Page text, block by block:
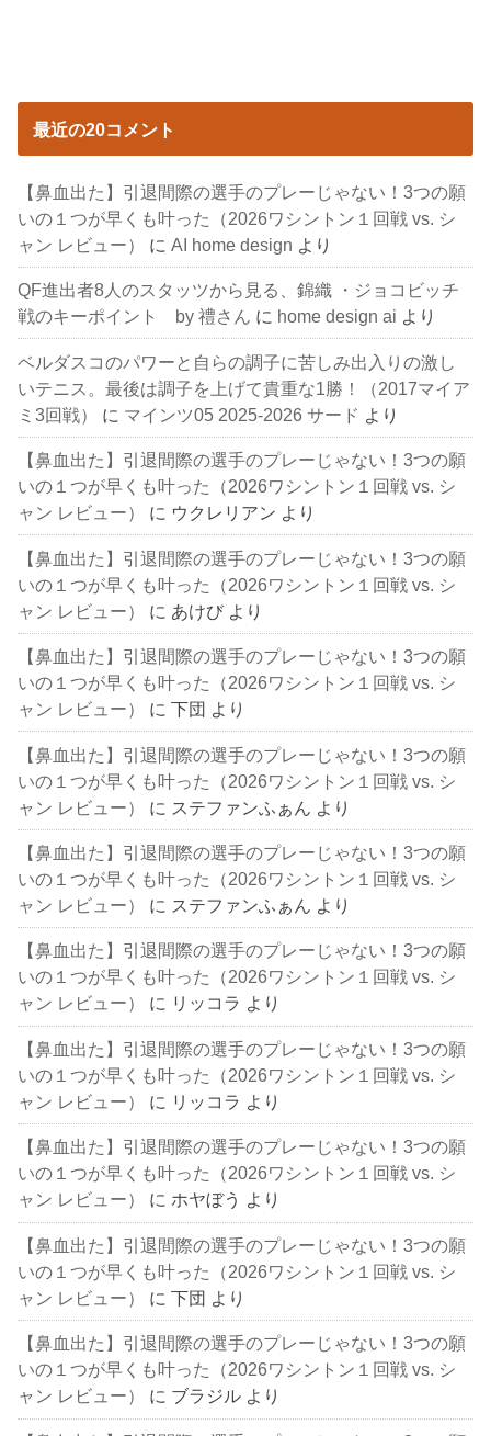
最近の20コメント
【鼻血出た】引退間際の選手のプレーじゃない！3つの願
いの１つが早くも叶った（2026ワシントン１回戦 vs. シ
ャン レビュー）
にAI home design より
QF進出者8人のスタッツから見る、錦織 ・ジョコビッチ
戦のキーポイント by 禮さん に home design ai より
ベルダスコのパワーと自らの調子に苦しみ出入りの激し
いテニス。最後は調子を上げて貴重な1勝！（2017マイア
ミ3回戦）
に マインツ05 2025-2026 サード より
【鼻血出た】引退間際の選手のプレーじゃない！3つの願
いの１つが早くも叶った（2026ワシントン１回戦 vs. シ
ャン レビュー）
に ウクレリアン より
【鼻血出た】引退間際の選手のプレーじゃない！3つの願
いの１つが早くも叶った（2026ワシントン１回戦 vs. シ
ャン レビュー）
に あけび より
【鼻血出た】引退間際の選手のプレーじゃない！3つの願
いの１つが早くも叶った（2026ワシントン１回戦 vs. シ
ャン レビュー）
に下団 より
【鼻血出た】引退間際の選手のプレーじゃない！3つの願
いの１つが早くも叶った（2026ワシントン１回戦 vs. シ
ャン レビュー）
に ステファンふぁん より
【鼻血出た】引退間際の選手のプレーじゃない！3つの願
いの１つが早くも叶った（2026ワシントン１回戦 vs. シ
ャン レビュー）
に ステファンふぁん より
【鼻血出た】引退間際の選手のプレーじゃない！3つの願
いの１つが早くも叶った（2026ワシントン１回戦 vs. シ
ャン レビュー）
に リッコラ より
【鼻血出た】引退間際の選手のプレーじゃない！3つの願
いの１つが早くも叶った（2026ワシントン１回戦 vs. シ
ャン レビュー）
に リッコラ より
【鼻血出た】引退間際の選手のプレーじゃない！3つの願
いの１つが早くも叶った（2026ワシントン１回戦 vs. シ
ャン レビュー）
に ホヤぼう より
【鼻血出た】引退間際の選手のプレーじゃない！3つの願
いの１つが早くも叶った（2026ワシントン１回戦 vs. シ
ャン レビュー）
に下団 より
【鼻血出た】引退間際の選手のプレーじゃない！3つの願
いの１つが早くも叶った（2026ワシントン１回戦 vs. シ
ャン レビュー）
に ブラジル より